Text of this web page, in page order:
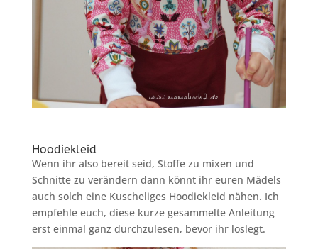
Hoodiekleid
Wenn ihr also bereit seid, Stoffe zu mixen und
Schnitte zu verändern dann könnt ihr euren Mädels
auch solch eine Kuscheliges Hoodiekleid nähen. Ich
empfehle euch, diese kurze gesammelte Anleitung
erst einmal ganz durchzulesen, bevor ihr loslegt.